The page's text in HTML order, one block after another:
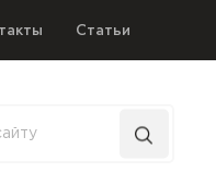
Статьи